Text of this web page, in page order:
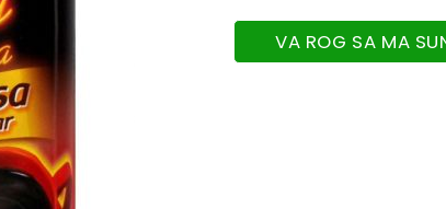
VA ROG SA MA